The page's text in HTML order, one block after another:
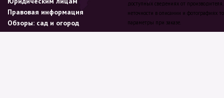
Правовая информация
Обзоры: сад и огород
доступных сведениях от
неточности в описании и фотографиях
параметры при заказе.